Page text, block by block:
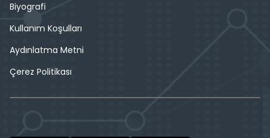
Biyografi
Kullanım Koşulları
Aydınlatma Metni
Çerez Politikası